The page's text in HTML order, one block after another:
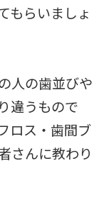
もらいましょ
人の歯並びや
違うもので
ロス・ 歯間ブ
さんに教わり